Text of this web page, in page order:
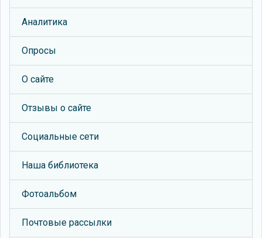
Аналитика
Опросы
О сайте
Отзывы о сайте
Социальные сети
Наша библиотека
Фотоальбом
Почтовые рассылки